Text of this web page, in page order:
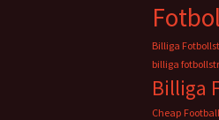
Billiga
billiga
Billiga
Cheap